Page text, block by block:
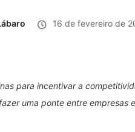
16 de fevereiro de
para incentivar a
uma ponte entre empresas